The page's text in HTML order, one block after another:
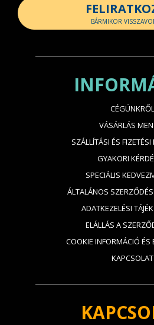
BÁRMIKOR
CÉGÜNKRŐL
VÁSÁRLÁS
SZÁLLÍTÁSI ÉS FIZETÉSI
GYAKORI
SPECIÁLIS
ÁLTALÁNOS
ADATKEZELÉSI
ELÁLLÁS A
COOKIE INFORMÁCIÓ ÉS
KAPCSOLAT